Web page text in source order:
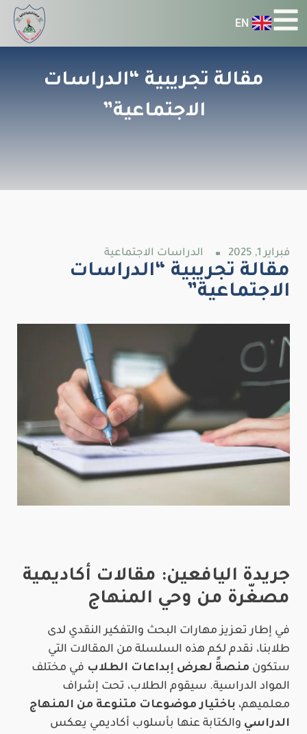
EN
مقالة تجريبية “الدراسات
الاجتماعية”
فبراير 1, 2025 الدراسات الاجتماعية
مقالة تجريبية “الدراسات
الاجتماعية”
جريدة اليافعين: مقالات أكاديمية
مصغّرة من وحي المنهاج
في إطار تعزيز مهارات البحث والتفكير النقدي لدى
طلابنا، نقدم لكم هذه السلسلة من المقالات التي
ستكون منصةً لعرض إبداعات الطلاب في مختلف
المواد الدراسية. سيقوم الطلاب، تحت إشراف
معلميهم، باختيار موضوعات متنوعة من المنهاج
الدراسي والكتابة عنها بأسلوب أكاديمي يعكس